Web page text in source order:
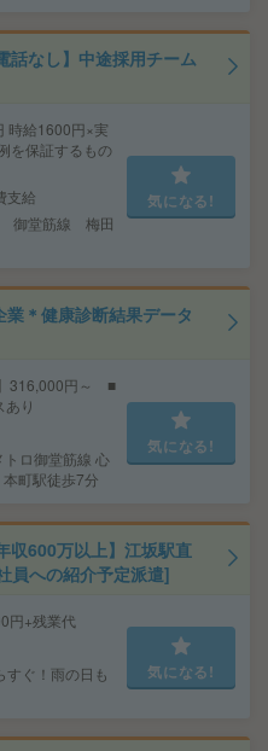
話なし】中途採用チーム
給1600円×実
を保証するもの
支給
御堂筋線 梅田
気になる!
＊健康診断結果データ
316,000円～ ■
り
ロ御堂筋線 心
町駅徒歩7分
気になる!
収600万以上】江坂駅直
員への紹介予定派遣]
円+残業代
ぐ！雨の日も
気になる!